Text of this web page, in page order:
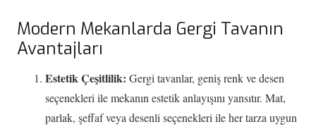
Modern Mekanlarda Gergi Tavanın
Avantajları
Estetik Çeşitlilik: Gergi tavanlar, geniş renk ve desen
seçenekleri ile mekanın estetik anlayışını yansıtır. Mat,
parlak, şeffaf veya desenli seçenekleri ile her tarza uygun